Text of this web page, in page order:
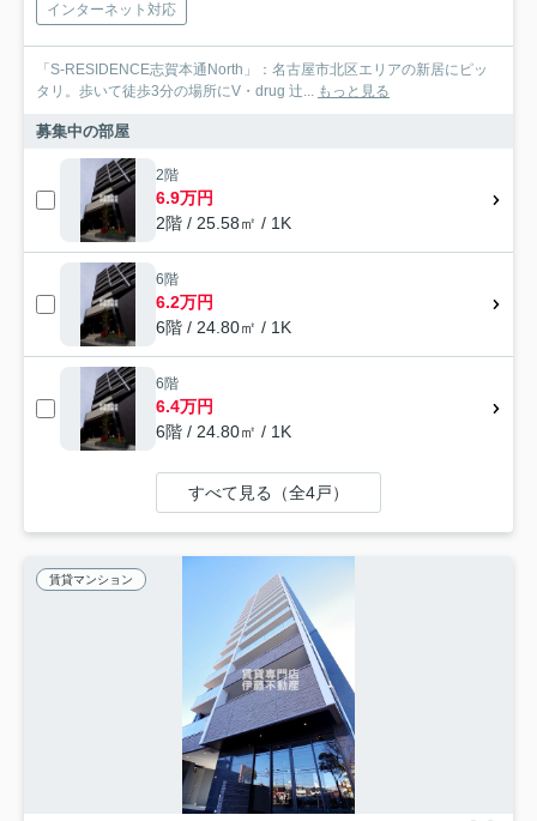
インターネット対応
「S-RESIDENCE志賀本通North」：名古屋市北区エリアの新居にピッ
タリ。歩いて徒歩3分の場所にV・drug 辻... もっと見る
募集中の部屋
2階
6.9万円
2階 / 25.58㎡ / 1K
6階
6.2万円
6階 / 24.80㎡ / 1K
6階
6.4万円
6階 / 24.80㎡ / 1K
すべて見る（全4戸）
賃貸マンション